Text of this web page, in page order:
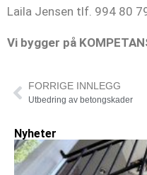
Laila Jensen tlf. 994 80
Vi bygger på
FORRIGE INNLEGG
Utbedring av betongskader
Nyheter